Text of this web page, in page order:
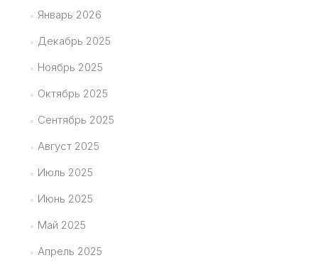
Январь 2026
Декабрь 2025
Ноябрь 2025
Октябрь 2025
Сентябрь 2025
Август 2025
Июль 2025
Июнь 2025
Май 2025
Апрель 2025